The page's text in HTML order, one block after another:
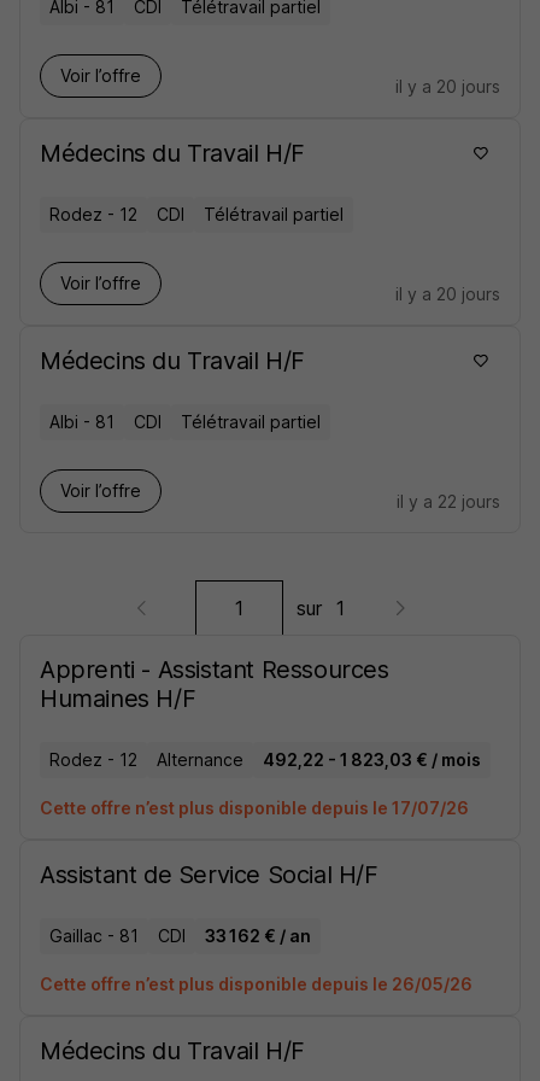
Albi - 81 CDI Télétravail partiel
Voir l’offre
il y a 20 jours
Médecins du Travail H/F
Rodez - 12 CDI Télétravail partiel
Voir l’offre
il y a 20 jours
Médecins du Travail H/F
Albi - 81 CDI Télétravail partiel
Voir l’offre
il y a 22 jours
sur 1
Apprenti - Assistant Ressources
Humaines H/F
Rodez - 12 Alternance 492,22 - 1 823,03 € / mois
Cette offre n’est plus disponible depuis le 17/07/26
Assistant de Service Social H/F
Gaillac - 81 CDI 33 162 € / an
Cette offre n’est plus disponible depuis le 26/05/26
Médecins du Travail H/F